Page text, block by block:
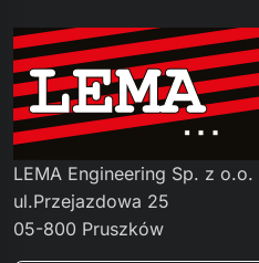
LEMA Engineering Sp. z o.o.
ul.Przejazdowa 25
05-800 Pruszków